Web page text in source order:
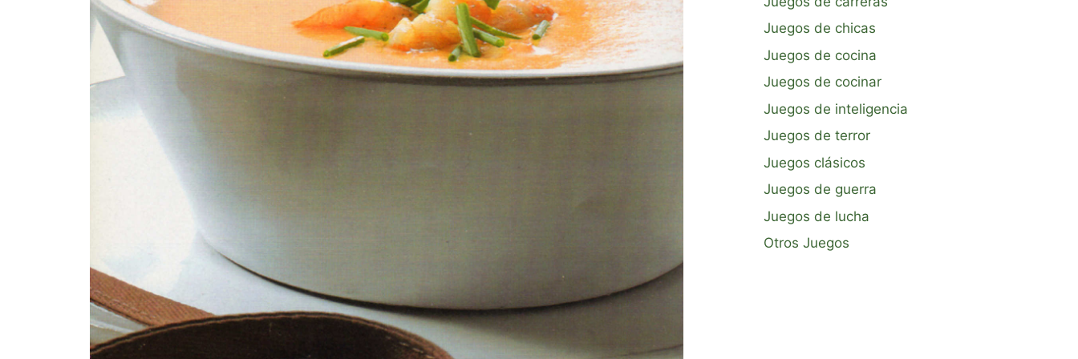
Juegos de chicas
Juegos de cocina
Juegos de cocinar
Juegos de inteligencia
Juegos de terror
Juegos clásicos
Juegos de guerra
Juegos de lucha
Otros Juegos